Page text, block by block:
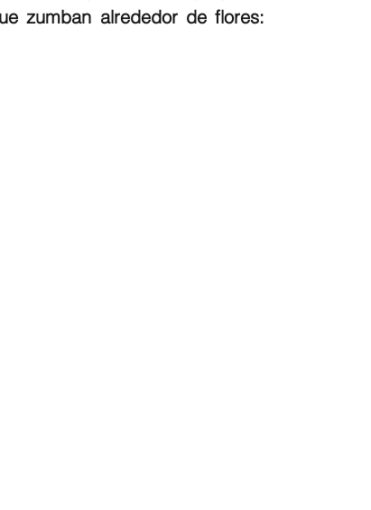
zumban alrededor de flores: